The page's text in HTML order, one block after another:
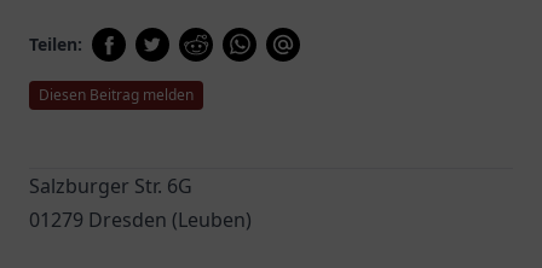
Teilen:
Diesen Beitrag melden
Salzburger Str. 6G
01279 Dresden (Leuben)